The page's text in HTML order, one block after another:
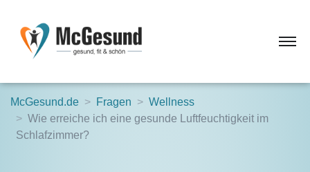
McGesund.de Fragen
Wellness
Wie erreiche ich eine gesunde Luftfeuchtigkeit im
Schlafzimmer?